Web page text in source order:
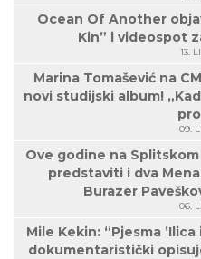
Ocean Of Another
Kin” i videospot
13.
Marina Tomašević na
novi studijski album!
09.
Ove godine na
predstaviti i dva
Burazer
06.
Mile Kekin: “Pjesma
dokumentaristički